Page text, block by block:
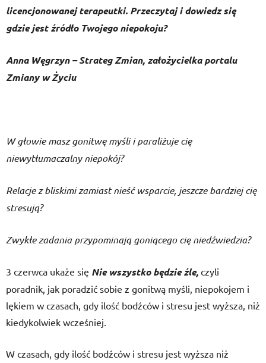
licencjonowanej terapeutki. Przeczytaj i dowiedz się
gdzie jest źródło Twojego niepokoju?
Anna Węgrzyn – Strateg Zmian, założycielka portalu
Zmiany w Życiu
W głowie masz gonitwę myśli i paraliżuje cię
niewytłumaczalny niepokój?
Relacje z bliskimi zamiast nieść wsparcie, jeszcze bardziej cię
stresują?
Zwykłe zadania przypominają goniącego cię niedźwiedzia?
3 czerwca ukaże się Nie wszystko będzie źle, czyli
poradnik, jak poradzić sobie z gonitwą myśli, niepokojem i
lękiem w czasach, gdy ilość bodźców i stresu jest wyższa, niż
kiedykolwiek wcześniej.
W czasach, gdy ilość bodźców i stresu jest wyższa niż